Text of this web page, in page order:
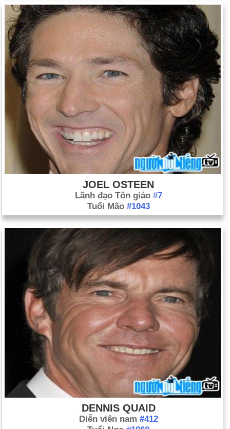
JOEL OSTEEN
Lãnh đạo Tôn giáo #7
Tuổi Mão #1043
DENNIS QUAID
Diễn viên nam #412